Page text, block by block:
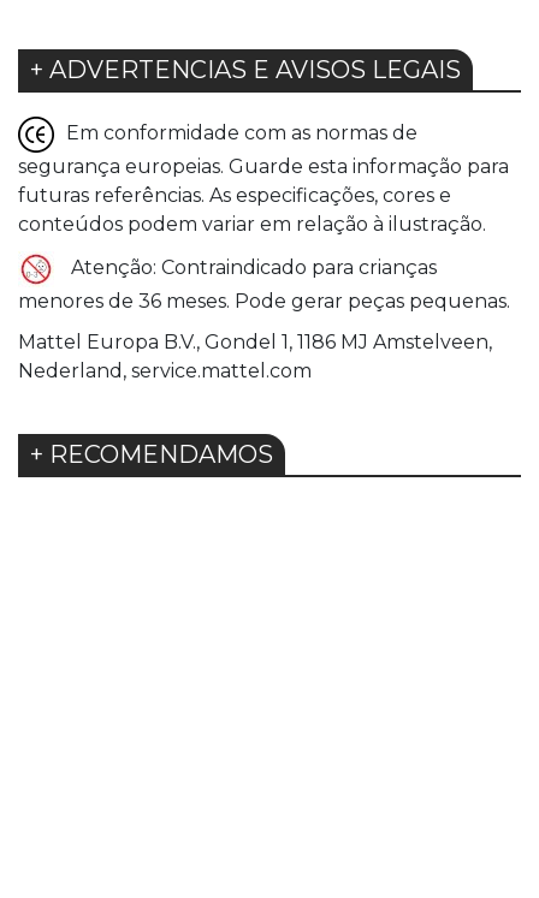
+ ADVERTENCIAS E AVISOS LEGAIS
Em conformidade com as normas de
segurança europeias. Guarde esta informação para
futuras referências. As especificações, cores e
conteúdos podem variar em relação à ilustração.
Atenção: Contraindicado para crianças
menores de 36 meses. Pode gerar peças pequenas.
Mattel Europa B.V., Gondel 1, 1186 MJ Amstelveen,
Nederland, service.mattel.com
+ RECOMENDAMOS